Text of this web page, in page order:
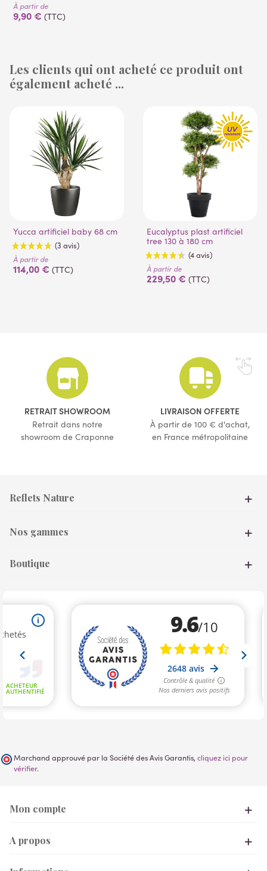
(53 avis)
À partir de
9,90 € (TTC)
Les clients qui ont acheté ce produit ont
également acheté ...
Yucca artificiel baby 68 cm
(3 avis)
À partir de
114,00 € (TTC)
Eucalyptus plast artificiel
tree 130 à 180 cm
(4 avis)
À partir de
229,50 € (TTC)
RETRAIT SHOWROOM
Retrait dans notre
showroom de Craponne
LIVRAISON OFFERTE
À partir de 100 € d'achat,
en France métropolitaine
Reflets Nature
Nos gammes
Boutique
Marchand approuvé par la Société des Avis Garantis, cliquez ici pour
vérifier.
Mon compte
A propos